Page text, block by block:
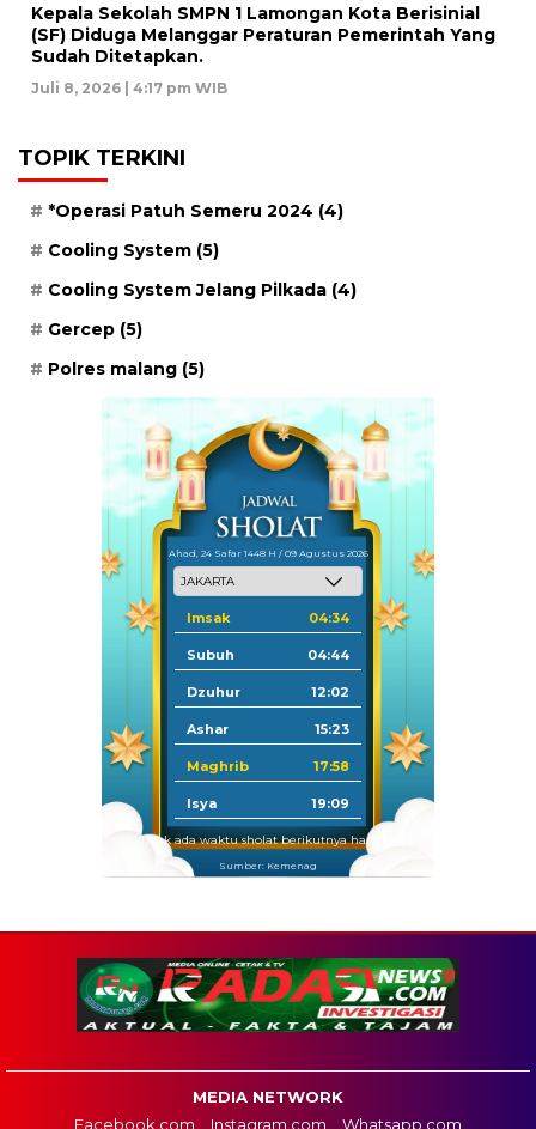
Kepala Sekolah SMPN 1 Lamongan Kota Berisinial
(SF) Diduga Melanggar Peraturan Pemerintah Yang
Sudah Ditetapkan.
Juli 8, 2026 | 4:17 pm WIB
TOPIK TERKINI
*Operasi Patuh Semeru 2024 (4)
Cooling System (5)
Cooling System Jelang Pilkada (4)
Gercep (5)
Polres malang (5)
Ahad, 24 Safar 1448 H / 09 Agustus 2026
Imsak 04:34
Subuh 04:44
Dzuhur 12:02
Ashar 15:23
Maghrib 17:58
Isya 19:09
Tidak ada waktu sholat berikutnya hari ini.
Sumber: Kemenag
MEDIA NETWORK
Facebook.com
Instagram.com Whatsapp.com